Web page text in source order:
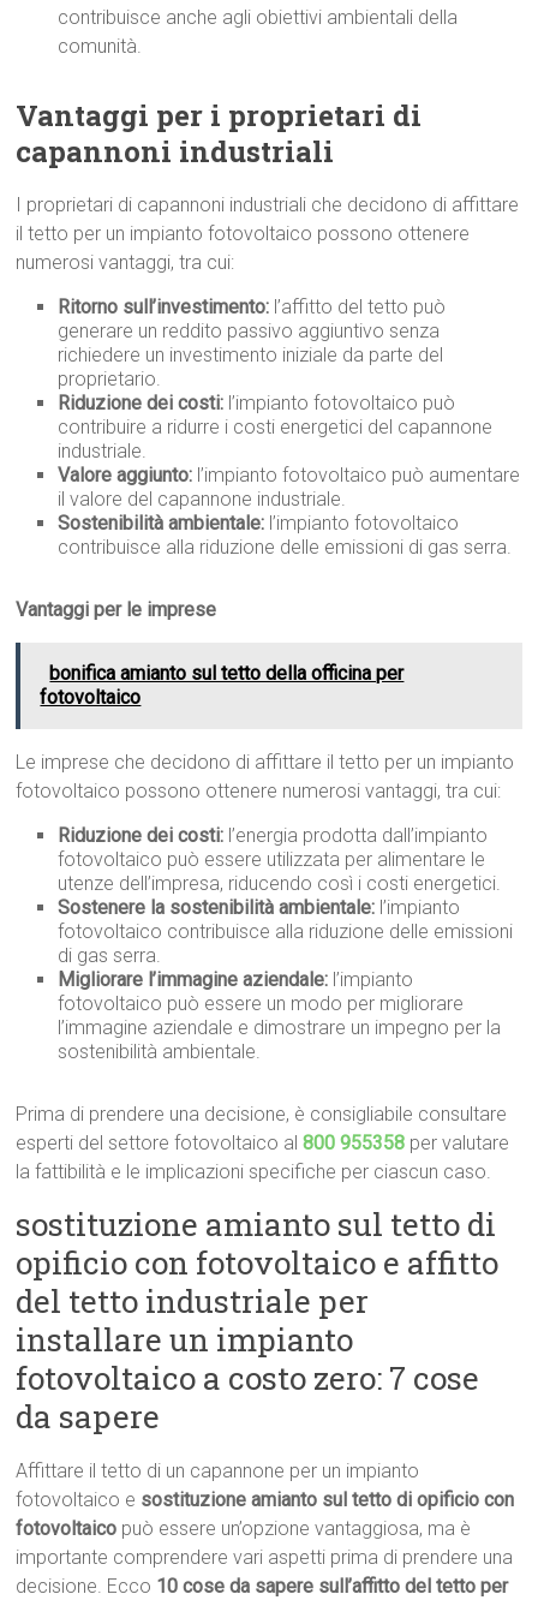
contribuisce anche agli obiettivi ambientali della
comunità.
Vantaggi per i proprietari di
capannoni industriali
I proprietari di capannoni industriali che decidono di affittare
il tetto per un impianto fotovoltaico possono ottenere
numerosi vantaggi, tra cui:
Ritorno sull’investimento: l’affitto del tetto può
generare un reddito passivo aggiuntivo senza
richiedere un investimento iniziale da parte del
proprietario.
Riduzione dei costi: l’impianto fotovoltaico può
contribuire a ridurre i costi energetici del capannone
industriale.
Valore aggiunto: l’impianto fotovoltaico può aumentare
il valore del capannone industriale.
Sostenibilità ambientale: l’impianto fotovoltaico
contribuisce alla riduzione delle emissioni di gas serra.
Vantaggi per le imprese
bonifica amianto sul tetto della officina per
fotovoltaico
Le imprese che decidono di affittare il tetto per un impianto
fotovoltaico possono ottenere numerosi vantaggi, tra cui:
Riduzione dei costi: l’energia prodotta dall’impianto
fotovoltaico può essere utilizzata per alimentare le
utenze dell’impresa, riducendo così i costi energetici.
Sostenere la sostenibilità ambientale: l’impianto
fotovoltaico contribuisce alla riduzione delle emissioni
di gas serra.
Migliorare l’immagine aziendale: l’impianto
fotovoltaico può essere un modo per migliorare
l’immagine aziendale e dimostrare un impegno per la
sostenibilità ambientale.
Prima di prendere una decisione, è consigliabile consultare
esperti del settore fotovoltaico al800 955358 per valutare
la fattibilità e le implicazioni specifiche per ciascun caso.
sostituzione amianto sul tetto di
opificio con fotovoltaico e affitto
del tetto industriale per
installare un impianto
fotovoltaico a costo zero: 7 cose
da sapere
Affittare il tetto di un capannone per un impianto
fotovoltaico e sostituzione amianto sul tetto di opificio con
fotovoltaico può essere un’opzione vantaggiosa, ma è
importante comprendere vari aspetti prima di prendere una
decisione. Ecco 10 cose da sapere sull’affitto del tetto per